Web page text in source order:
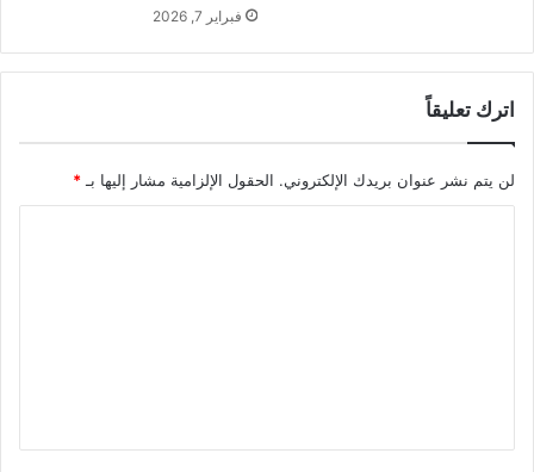
فبراير 7, 2026
اترك تعليقاً
لن يتم نشر عنوان بريدك الإلكتروني. الحقول الإلزامية مشار إليها بـ*